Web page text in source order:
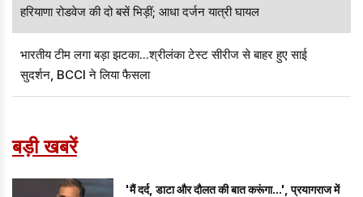
हरियाणा रोडवेज की दो बसें भिड़ीं; आधा दर्जन यात्री घायल
भारतीय टीम लगा बड़ा झटका...श्रीलंका टेस्ट सीरीज से बाहर हुए साई
सुदर्शन, BCCI ने लिया फैसला
बड़ी खबरें
'मैं दर्द, डाटा और दौलत की बात करूंगा...', प्रयागराज में